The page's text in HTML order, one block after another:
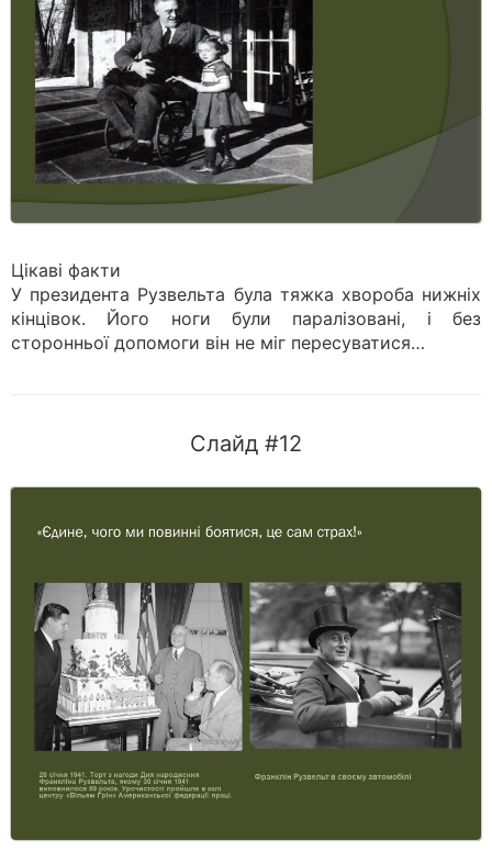
Цікаві факти
У президента Рузвельта була тяжка хвороба нижніх
кінцівок. Його ноги були паралізовані, і без
сторонньої допомоги він не міг пересуватися…
Слайд #12